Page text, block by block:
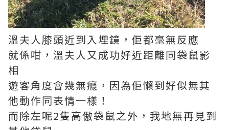
溫夫人膝頭近到入埋鏡，佢都毫無反應
就係咁，溫夫人又成功好近距離同袋鼠影
相
遊客角度會幾無癮，因為佢懶到好似無其
他動作同表情一樣！
而除左呢2隻高傲袋鼠之外，我地無再見到